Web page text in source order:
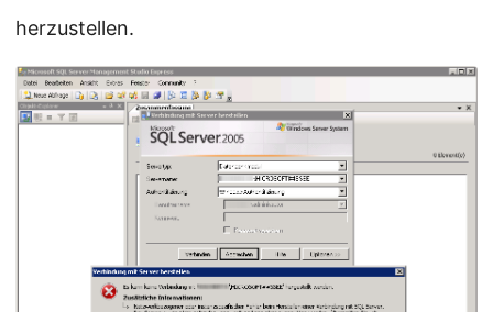
herzustellen.